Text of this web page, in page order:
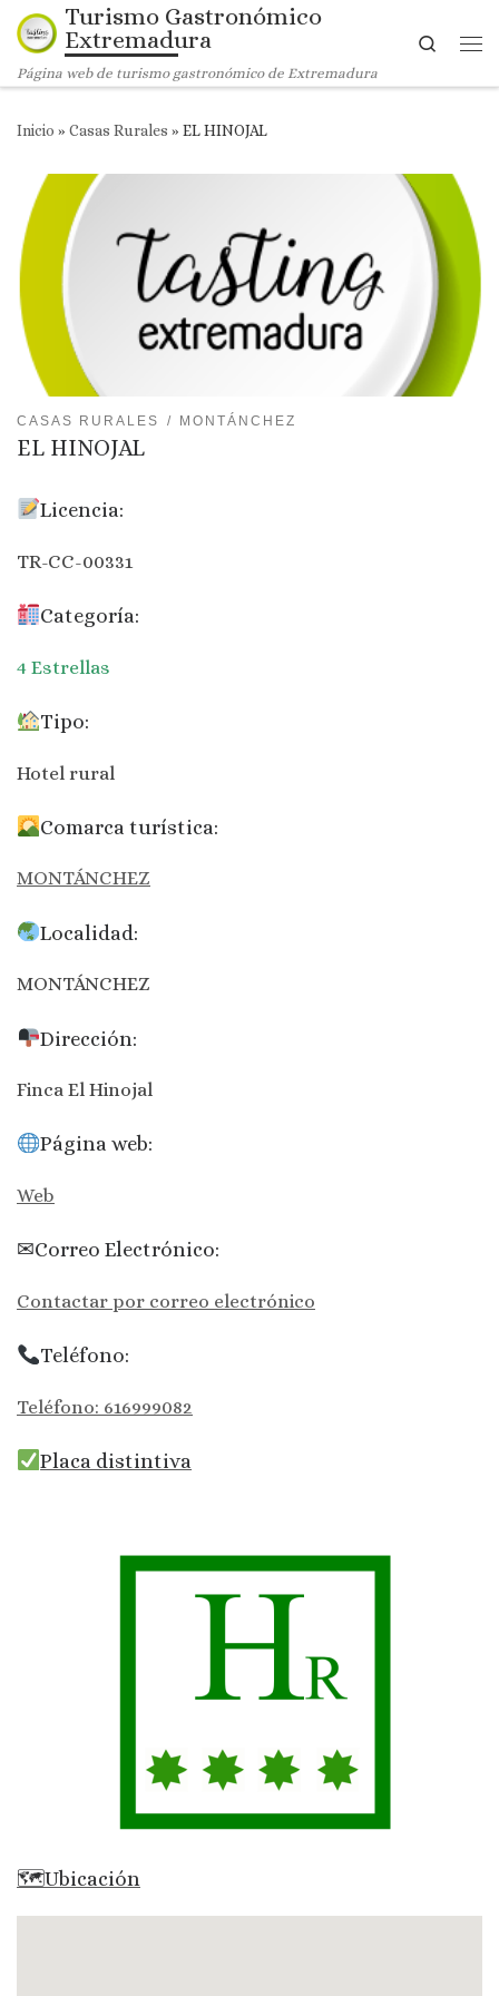
Saltar al contenido
Turismo Gastronómico
Extremadura
Página web de turismo gastronómico de Extremadura
Search
Inicio » Casas Rurales » EL HINOJAL
CASAS RURALES MONTÁNCHEZ
EL HINOJAL
Licencia:
TR-CC-00331
Categoría:
4 Estrellas
Tipo:
Hotel rural
Comarca turística:
MONTÁNCHEZ
Localidad:
MONTÁNCHEZ
Dirección:
Finca El Hinojal
Página web:
Web
✉Correo Electrónico:
Contactar por correo electrónico
Teléfono:
Teléfono: 616999082
Placa distintiva
🗺Ubicación